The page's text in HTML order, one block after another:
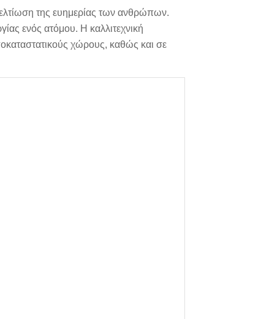
της ευημερίας των ανθρώπων.
ενός ατόμου. Η καλλιτεχνική
χώρους, καθώς και σε